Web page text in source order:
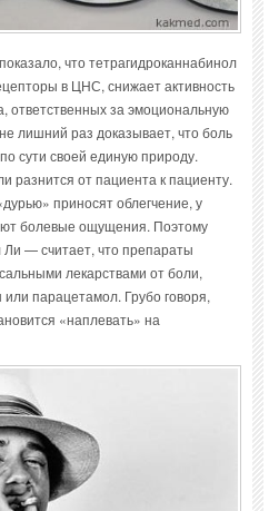
что тетрагидроканнабинол
в ЦНС, снижает активность
ответственных за эмоциональную
лишний раз доказывает, что боль
сути своей единую природу.
разнится от пациента к пациенту.
приносят облегчение, у
болевые ощущения. Поэтому
— считает, что препараты
лекарствами от боли,
парацетамол. Грубо говоря,
«наплевать» на